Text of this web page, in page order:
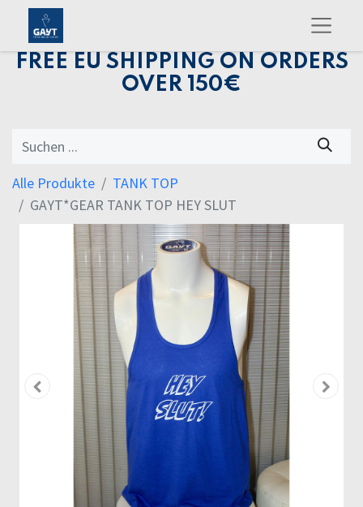
FREE EU SHIPPING ON ORDERS
OVER 150€
Alle Produkte
TANK TOP
GAYT*GEAR TANK TOP HEY SLUT